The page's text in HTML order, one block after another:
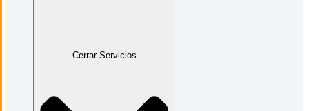
Cerrar Servicios